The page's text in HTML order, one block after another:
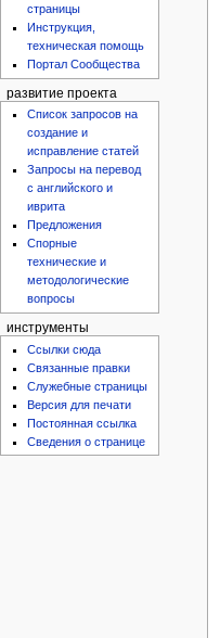
страницы
Инструкция,
техническая помощь
Портал Сообщества
развитие проекта
Список запросов на
создание и
исправление статей
Запросы на перевод
с английского и
иврита
Предложения
Спорные
технические и
методологические
вопросы
инструменты
Ссылки сюда
Связанные правки
Служебные страницы
Версия для печати
Постоянная ссылка
Сведения о странице